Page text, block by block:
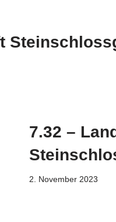
7.32 –
2. November 2023